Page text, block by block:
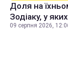
Доля на
Зодіаку, у
09 серпня 2026,